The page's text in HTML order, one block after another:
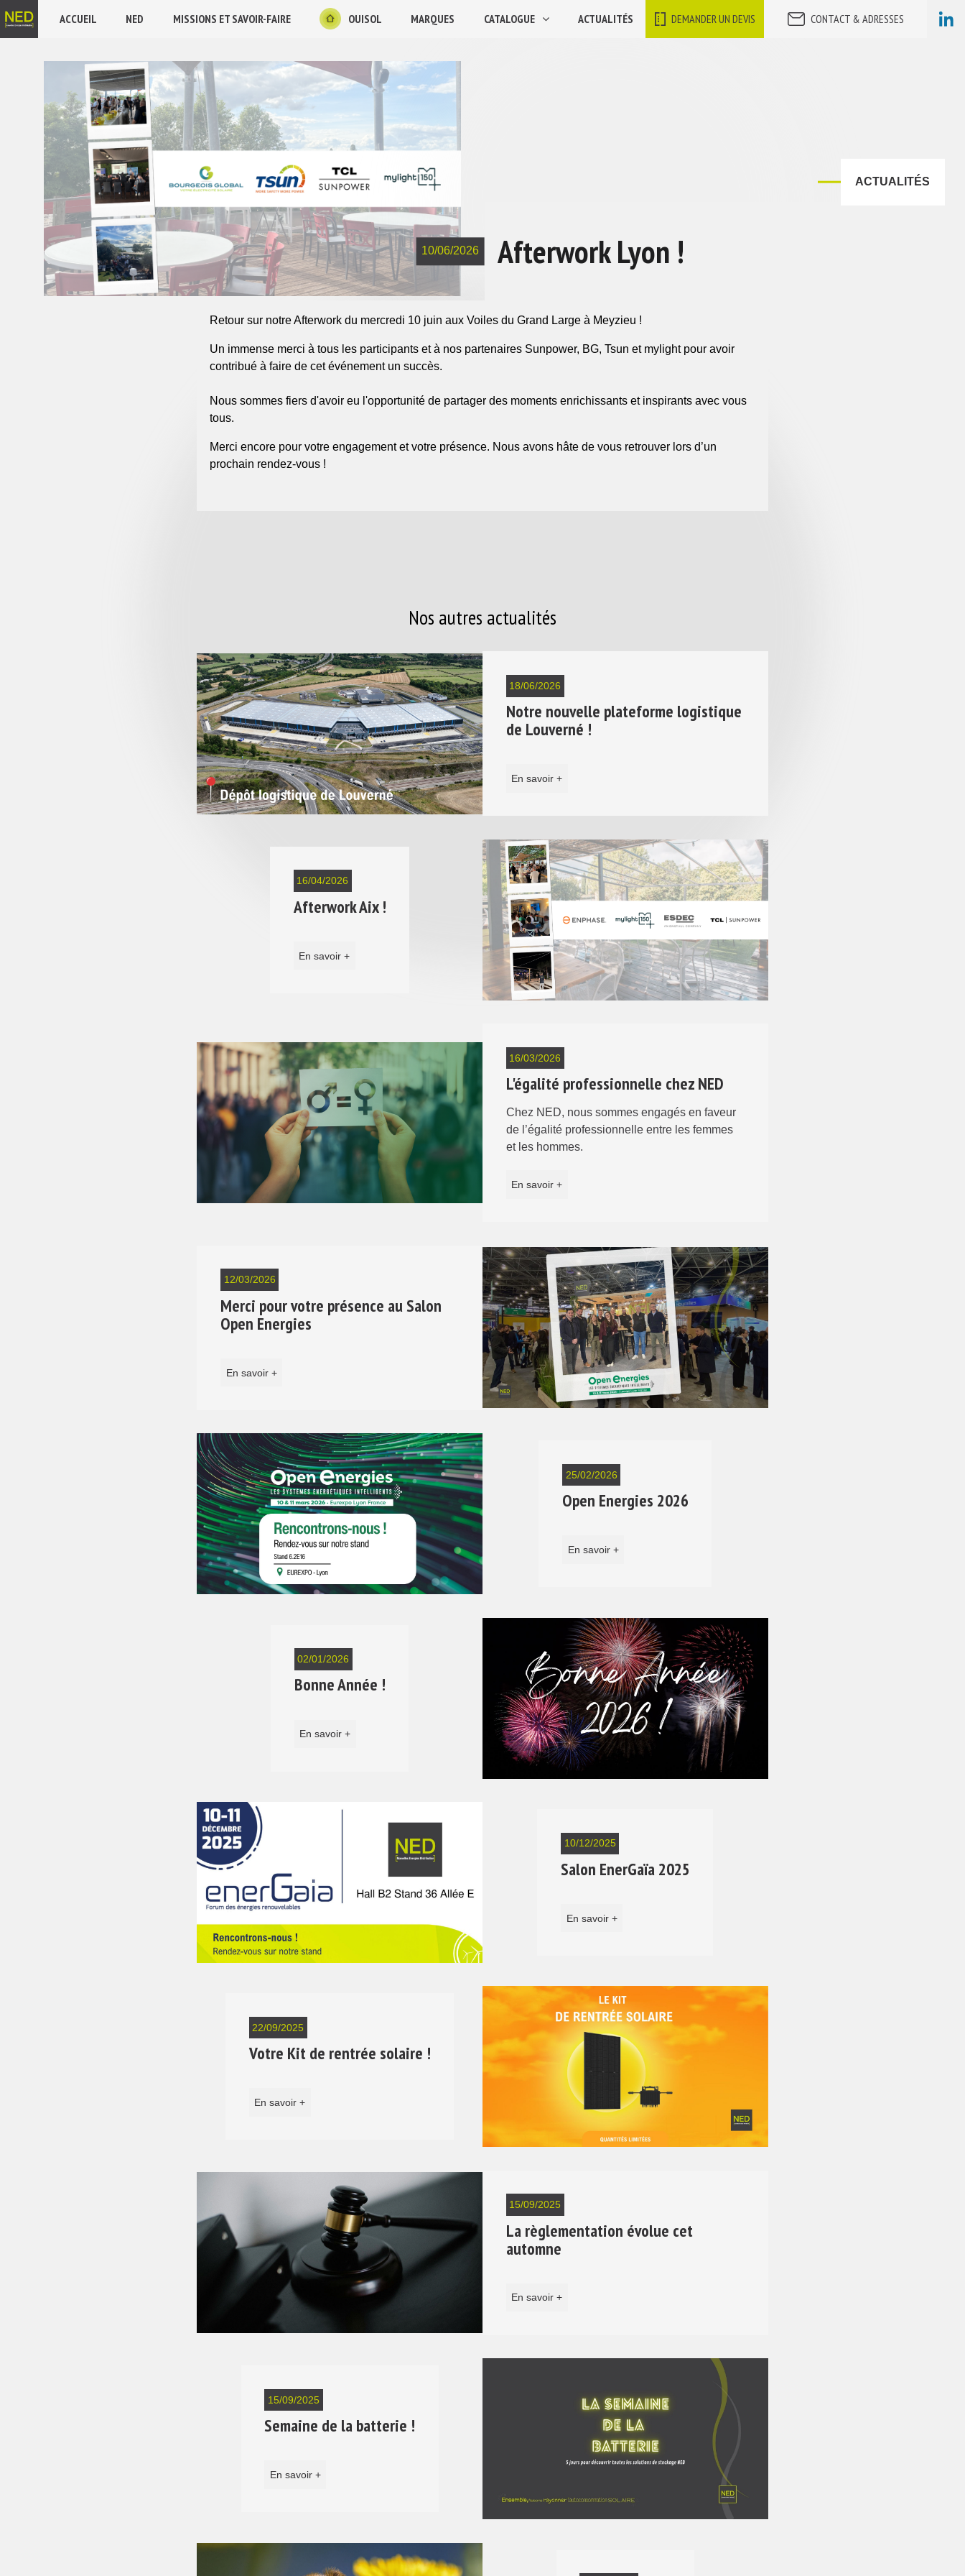
ACCUEIL NED MISSIONS ET SAVOIR-FAIRE OUISOL MARQUES CATALOGUE ACTUALITÉS DEMANDER UN DEVIS CONTACT & ADRESSES
Afterwork Lyon !
10/06/2026
ACTUALITÉS
Retour sur notre Afterwork du mercredi 10 juin aux Voiles du Grand Large à Meyzieu !
Un immense merci à tous les participants et à nos partenaires Sunpower, BG, Tsun et mylight pour avoir
contribué à faire de cet événement un succès.
Nous sommes fiers d'avoir eu l'opportunité de partager des moments enrichissants et inspirants avec vous
tous.
Merci encore pour votre engagement et votre présence. Nous avons hâte de vous retrouver lors d’un
prochain rendez-vous !
Nos autres actualités
18/06/2026
Notre nouvelle plateforme logistique
de Louverné !
En savoir +
16/04/2026
Afterwork Aix !
En savoir +
16/03/2026
L'égalité professionnelle chez NED
Chez NED, nous sommes engagés en faveur
de l’égalité professionnelle entre les femmes
et les hommes.
En savoir +
12/03/2026
Merci pour votre présence au Salon
Open Energies
En savoir +
25/02/2026
Open Energies 2026
En savoir +
02/01/2026
Bonne Année !
En savoir +
10/12/2025
Salon EnerGaïa 2025
En savoir +
22/09/2025
Votre Kit de rentrée solaire !
En savoir +
15/09/2025
La règlementation évolue cet
automne
En savoir +
15/09/2025
Semaine de la batterie !
En savoir +